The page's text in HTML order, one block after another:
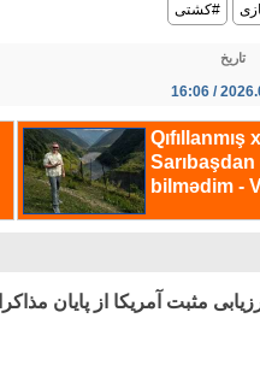
#کشتی
تاریخ
مثبت آمریکا از پایان